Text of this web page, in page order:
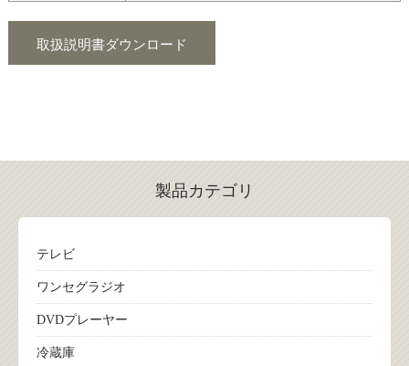
取扱説明書ダウンロード
製品カテゴリ
テレビ
ワンセグラジオ
DVDプレーヤー
冷蔵庫